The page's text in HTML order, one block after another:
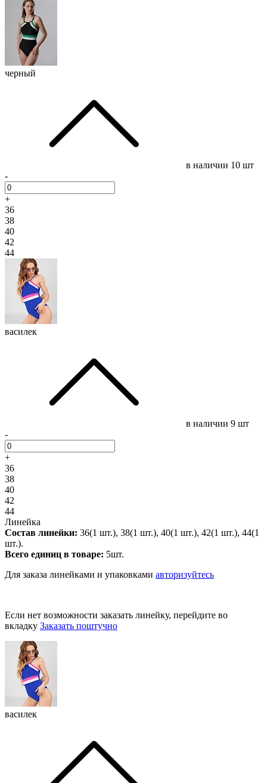
черный
в наличии 10 шт
-
+
36
38
40
42
44
василек
в наличии 9 шт
-
+
36
38
40
42
44
Линейка
Состав линейки: 36(1 шт.), 38(1 шт.), 40(1 шт.), 42(1 шт.), 44(1
шт.).
Всего единиц в товаре: 5шт.
Для заказа линейками и упаковками авторизуйтесь
Если нет возможности заказать линейку, перейдите во
вкладку Заказать поштучно
василек